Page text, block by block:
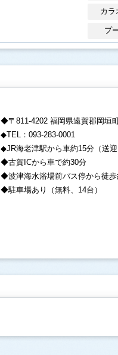
カラ
プ
◆〒811-4202 福岡県遠賀郡岡垣
◆TEL：093-283-0001
◆JR海老津駅から車約15分（送
◆古賀ICから車で約30分
◆波津海水浴場前バス停から徒歩
◆駐車場あり（無料、14台）